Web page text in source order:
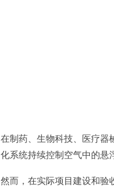
在制药、生物科技、医疗器
化系统持续控制空气中的悬
然而，在实际项目建设和验